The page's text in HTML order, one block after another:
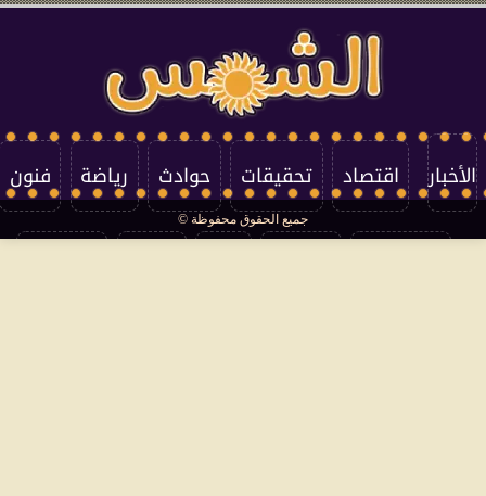
الأخبار اقتصاد تحقيقات حوادث رياضة فنون
جميع الحقوق محفوظة ©